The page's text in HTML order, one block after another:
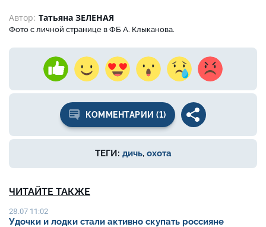
Автор: Татьяна ЗЕЛЕНАЯ
Фото с личной странице в ФБ А. Клыканова.
КОММЕНТАРИИ (1)
ТЕГИ: дичь, охота
ЧИТАЙТЕ ТАКЖЕ
28.07 11:02
Удочки и лодки стали активно скупать россияне